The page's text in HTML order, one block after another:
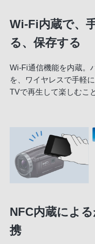
Wi-Fi内蔵で、
る、保存する
Wi-Fi通信機能を内蔵。
を、ワイヤレスで手軽
TVで再生して楽しむこ
NFC内蔵によ
携